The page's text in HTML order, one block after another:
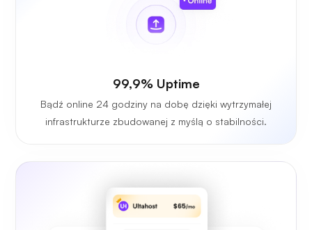
99,9% Uptime
Bądź online 24 godziny na dobę dzięki wytrzymałej
infrastrukturze zbudowanej z myślą o stabilności.